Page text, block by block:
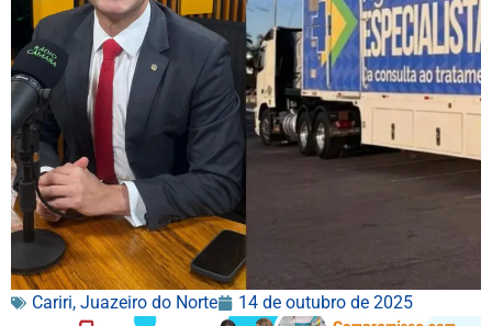
Cariri, Juazeiro do Norte 14 de outubro de 2025